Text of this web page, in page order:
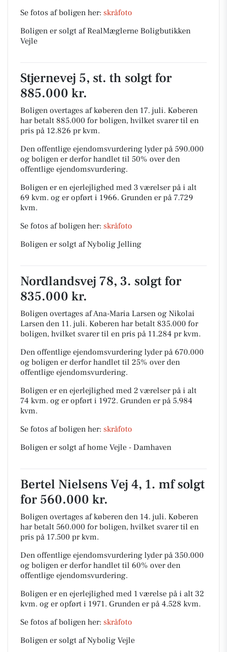
Se fotos af boligen her: skråfoto
Boligen er solgt af RealMæglerne Boligbutikken
Vejle
Stjernevej 5, st. th solgt for
885.000 kr.
Boligen overtages af køberen den 17. juli. Køberen
har betalt 885.000 for boligen, hvilket svarer til en
pris på 12.826 pr kvm.
Den offentlige ejendomsvurdering lyder på 590.000
og boligen er derfor handlet til 50% over den
offentlige ejendomsvurdering.
Boligen er en ejerlejlighed med 3 værelser på i alt
69 kvm. og er opført i 1966. Grunden er på 7.729
kvm.
Se fotos af boligen her: skråfoto
Boligen er solgt af Nybolig Jelling
Nordlandsvej 78, 3. solgt for
835.000 kr.
Boligen overtages af Ana-Maria Larsen og Nikolai
Larsen den 11. juli. Køberen har betalt 835.000 for
boligen, hvilket svarer til en pris på 11.284 pr kvm.
Den offentlige ejendomsvurdering lyder på 670.000
og boligen er derfor handlet til 25% over den
offentlige ejendomsvurdering.
Boligen er en ejerlejlighed med 2 værelser på i alt
74 kvm. og er opført i 1972. Grunden er på 5.984
kvm.
Se fotos af boligen her: skråfoto
Boligen er solgt af home Vejle - Damhaven
Bertel Nielsens Vej 4, 1. mf solgt
for 560.000 kr.
Boligen overtages af køberen den 14. juli. Køberen
har betalt 560.000 for boligen, hvilket svarer til en
pris på 17.500 pr kvm.
Den offentlige ejendomsvurdering lyder på 350.000
og boligen er derfor handlet til 60% over den
offentlige ejendomsvurdering.
Boligen er en ejerlejlighed med 1 værelse på i alt 32
kvm. og er opført i 1971. Grunden er på 4.528 kvm.
Se fotos af boligen her: skråfoto
Boligen er solgt af Nybolig Vejle